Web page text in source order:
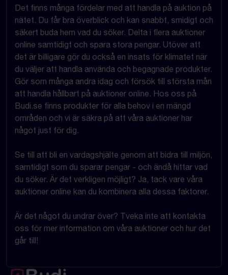
Det finns många fördelar med att handla på auktion på
nätet. Du får bra överblick och kan snabbt, smidigt och
säkert buda hem vad du söker. Delta i flera auktioner
online samtidigt och spara stora pengar. Utöver att
det är billigare gör du också en insats för klimatet när
du väljer att handla använda och begagnade produkter.
Gör som många andra idag och försök till största mån
att handla hållbart på auktioner online. Hos oss på
Budi.se finns produkter för alla behov i en mängd
områden och vi är säkra på att våra auktioner har
något just för dig.
Se till att bli en vardagshjälte genom att bidra till miljön,
samtidigt som du sparar pengar - och ändå hittar vad
du söker. Är det verkligen möjligt? Ja, tack vare våra
auktioner online kan du kombinera alla dessa faktorer.
Är det något du undrar över? Tveka inte att kontakta
oss för mer information om våra auktioner och hur det
går till!